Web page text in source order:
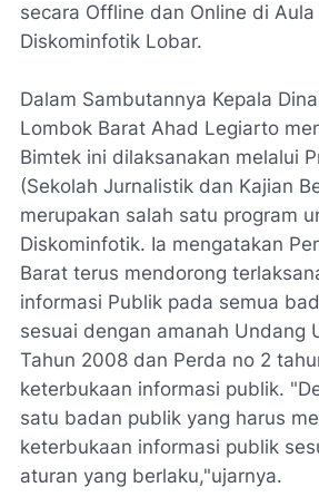
secara Offline dan Online di Aula
Diskominfotik Lobar.
Dalam Sambutannya Kepala
Lombok Barat Ahad Legiarto
Bimtek ini dilaksanakan melalui
(Sekolah Jurnalistik dan Kajian
merupakan salah satu program
Diskominfotik. Ia mengatakan
Barat terus mendorong
informasi Publik pada semua
sesuai dengan amanah Undang
Tahun 2008 dan Perda no 2
keterbukaan informasi publik.
satu badan publik yang harus
keterbukaan informasi publik
aturan yang berlaku,"ujarnya.